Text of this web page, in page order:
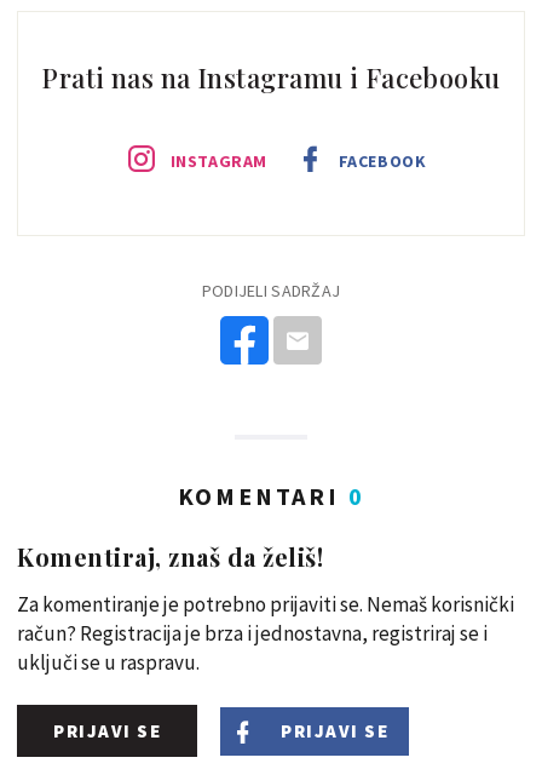
Prati nas na Instagramu i Facebooku
INSTAGRAM FACEBOOK
PODIJELI SADRŽAJ
KOMENTARI 0
Komentiraj, znaš da želiš!
Za komentiranje je potrebno prijaviti se. Nemaš korisnički
račun? Registracija je brza i jednostavna, registriraj se i
uključi se u raspravu.
PRIJAVI SE PRIJAVI SE